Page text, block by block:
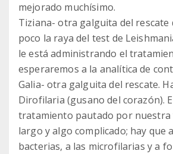
mejorado muchísimo.
Tiziana- otra galguita del rescate
poco la raya del test de
le está administrando el
esperaremos a la analítica de
Galia- otra galguita del rescate.
Dirofilaria (gusano del corazón).
tratamiento pautado por nuestra
largo y algo complicado; hay que
bacterias, a las microfilarias y a